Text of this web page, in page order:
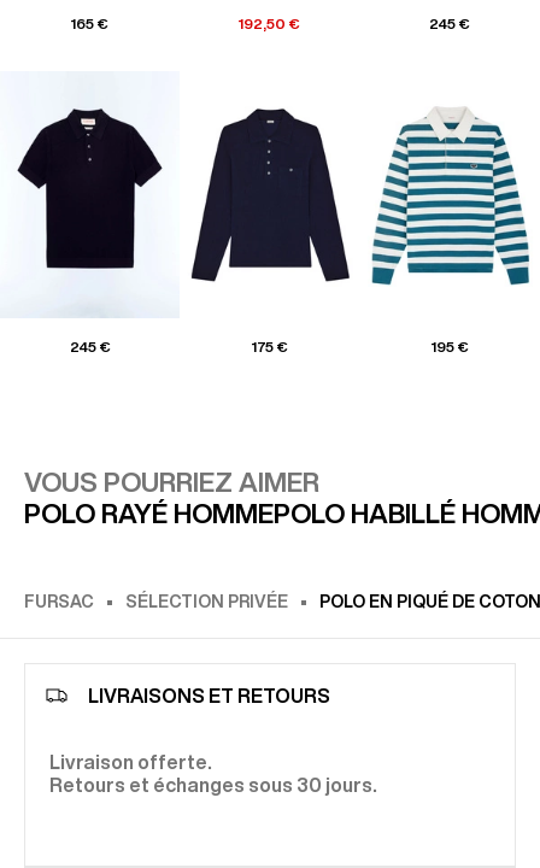
165 € 192,50 € 245 €
245 € 175 € 195 €
VOUS POURRIEZ AIMER
POLO RAYÉ HOMMEPOLO HABILLÉ
FURSAC SÉLECTION PRIVÉE POLO EN PIQUÉ DE
LIVRAISONS ET RETOURS
Livraison offerte.
Retours et échanges sous 30 jours.